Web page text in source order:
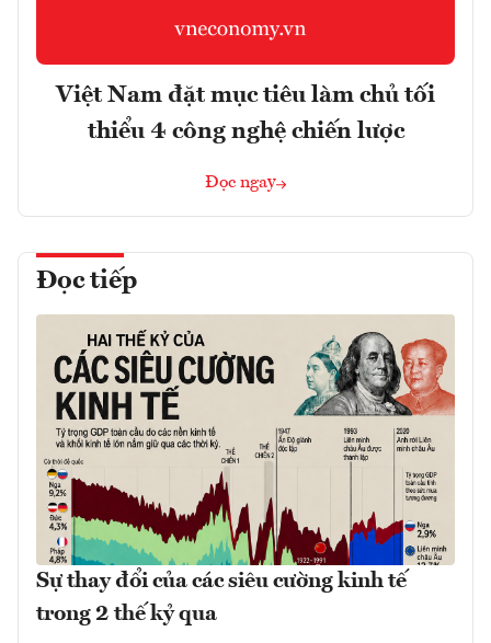
Việt Nam đặt mục tiêu làm chủ tối
thiểu 4 công nghệ chiến lược
Đọc ngay
Đọc tiếp
Sự thay đổi của các siêu cường kinh tế
trong 2 thế kỷ qua